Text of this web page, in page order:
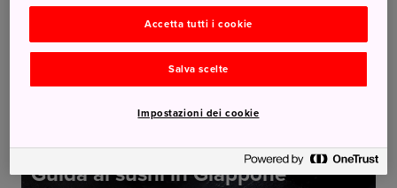
Guida al sushi in Giappone
Accetta tutti i cookie
Salva scelte
Impostazioni dei cookie